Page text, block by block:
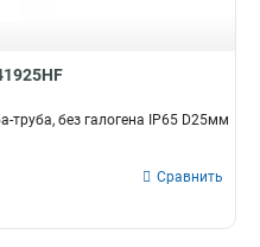
труба, без галогена IP65 D25мм
Сравнить